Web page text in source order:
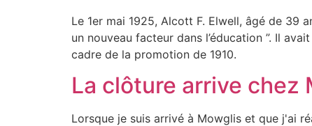
Le 1er mai 1925, Alcott F. Elwell, âgé de 39
un nouveau facteur dans l’éducation ”. Il
cadre de la promotion de 1910.
La clôture arrive chez
Lorsque je suis arrivé à Mowglis et que j'ai